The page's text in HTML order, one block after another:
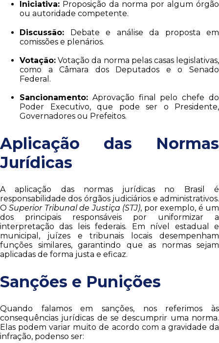
Iniciativa: Proposição da norma por algum órgão
ou autoridade competente.
Discussão: Debate e análise da proposta em
comissões e plenários.
Votação: Votação da norma pelas casas legislativas,
como a Câmara dos Deputados e o Senado
Federal.
Sancionamento: Aprovação final pelo chefe do
Poder Executivo, que pode ser o Presidente,
Governadores ou Prefeitos.
Aplicação das Normas
Jurídicas
A aplicação das normas jurídicas no Brasil é
responsabilidade dos órgãos judiciários e administrativos.
OSuperior Tribunal de Justiça (STJ), por exemplo, é um
dos principais responsáveis por uniformizar a
interpretação das leis federais. Em nível estadual e
municipal, juízes e tribunais locais desempenham
funções similares, garantindo que as normas sejam
aplicadas de forma justa e eficaz.
Sanções e Punições
Quando falamos em sanções, nos referimos às
consequências jurídicas de se descumprir uma norma.
Elas podem variar muito de acordo com a gravidade da
infração, podenso ser: